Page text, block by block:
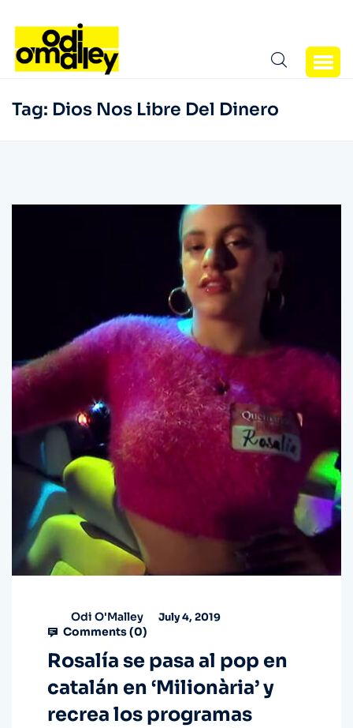
Tag: Dios Nos Libre Del Dinero
Odi O'Malley July 4, 2019
Comments (0)
Rosalía se pasa al pop en
catalán en ‘Milionària’ y
recrea los programas